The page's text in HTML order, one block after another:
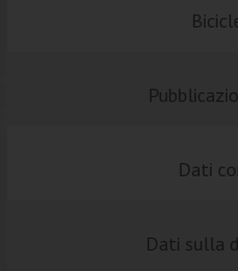
Dati
Dati sulla